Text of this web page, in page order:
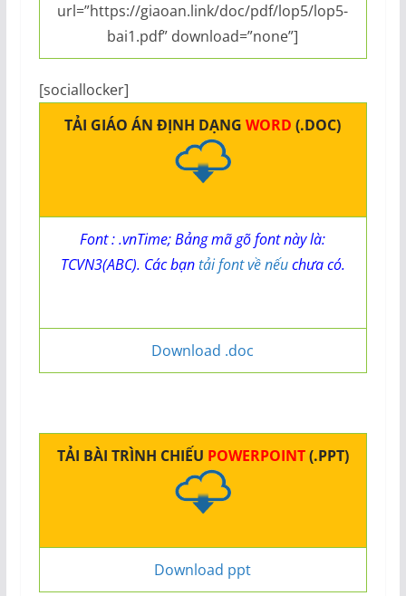
url=”https://giaoan.link/doc/pdf/lop5/lop5-
bai1.pdf” download=”none”]
[sociallocker]
TẢI GIÁO ÁN ĐỊNH DẠNG WORD (.DOC)
Font : .vnTime; Bảng mã gõ font này là:
TCVN3(ABC). Các bạntải font về nếuchưa có.
Download .doc
TẢI BÀI TRÌNH CHIẾU POWERPOINT(.PPT)
Download ppt